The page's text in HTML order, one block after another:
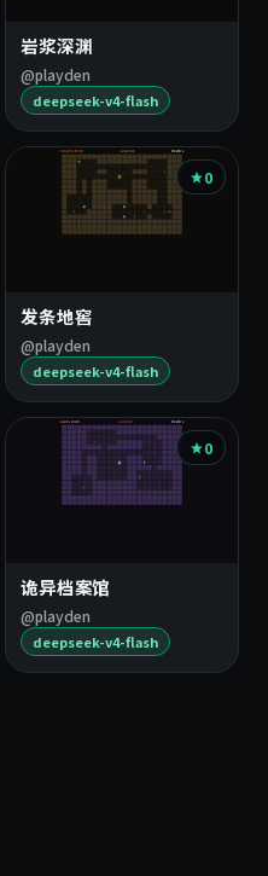
岩浆深渊
@playden
deepseek-v4-flash
0
发条地窖
@playden
deepseek-v4-flash
0
诡异档案馆
@playden
deepseek-v4-flash